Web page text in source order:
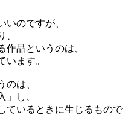
いのですが、
、
作品というのは、
います。
のは、
」し、
ているときに生じるもので